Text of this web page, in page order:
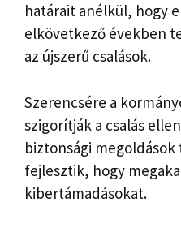
határait anélkül, hogy
elkövetkező években
az újszerű csalások.
Szerencsére a
szigorítják a csalás
biztonsági
fejlesztik, hogy
kibertámadásokat.